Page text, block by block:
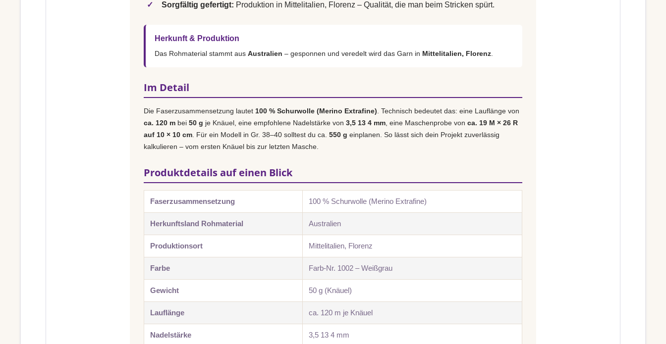
✓ Sorgfältig gefertigt: Produktion in Mittelitalien, Florenz – Qualität, die man beim Stricken spürt.
Herkunft & Produktion
Das Rohmaterial stammt aus Australien – gesponnen und veredelt wird das Garn in Mittelitalien, Florenz
Im Detail
Die Faserzusammensetzung lautet 100 % Schurwolle (Merino Extrafine) . Technisch bedeutet das: eine Lauflänge von
ca. 120 m bei 50 g je Knäuel, eine empfohlene Nadelstärke von 3,5 13 4 mm , eine Maschenprobe von ca. 19 M × 26 R
auf 10 × 10 cm . Für ein Modell in Gr. 38–40 solltest du ca. 550 g einplanen. So lässt sich dein Projekt zuverlässig
kalkulieren – vom ersten Knäuel bis zur letzten Masche.
Produktdetails auf einen Blick
Faserzusammensetzung 100 % Schurwolle (Merino Extrafine)
Herkunftsland Rohmaterial Australien
Produktionsort Mittelitalien, Florenz
Farbe Farb-Nr. 1002 – Weißgrau
Gewicht 50 g (Knäuel)
Lauflänge ca. 120 m je Knäuel
Nadelstärke 3,5 13 4 mm